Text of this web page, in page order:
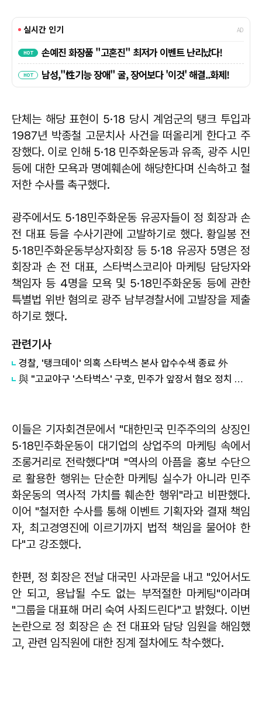
단체는 해당 표현이 5·18 당시 계엄군의 탱크 투입과
1987년 박종철 고문치사 사건을 떠올리게 한다고 주
장했다. 이로 인해 5·18 민주화운동과 유족, 광주 시민
등에 대한 모욕과 명예훼손에 해당한다며 신속하고 철
저한 수사를 촉구했다.
광주에서도 5·18민주화운동 유공자들이 정 회장과 손
전 대표 등을 수사기관에 고발하기로 했다. 황일봉 전
5·18민주화운동부상자회장 등 5·18 유공자 5명은 정
회장과 손 전 대표, 스타벅스코리아 마케팅 담당자와
책임자 등 4명을 모욕 및 5·18민주화운동 등에 관한
특별법 위반 혐의로 광주 남부경찰서에 고발장을 제출
하기로 했다.
관련기사
경찰, '탱크데이' 의혹 스타벅스 본사 압수수색 종료 外
與 "고교야구 '스타벅스' 구호, 민주가 앞장서 혐오 정치 끝낼 것"
이들은 기자회견문에서 "대한민국 민주주의의 상징인
5·18민주화운동이 대기업의 상업주의 마케팅 속에서
조롱거리로 전락했다"며 "역사의 아픔을 홍보 수단으
로 활용한 행위는 단순한 마케팅 실수가 아니라 민주
화운동의 역사적 가치를 훼손한 행위"라고 비판했다.
이어 "철저한 수사를 통해 이벤트 기획자와 결재 책임
자, 최고경영진에 이르기까지 법적 책임을 물어야 한
다"고 강조했다.
한편, 정 회장은 전날 대국민 사과문을 내고 "있어서도
안 되고, 용납될 수도 없는 부적절한 마케팅"이라며
"그룹을 대표해 머리 숙여 사죄드린다"고 밝혔다. 이번
논란으로 정 회장은 손 전 대표와 담당 임원을 해임했
고, 관련 임직원에 대한 징계 절차에도 착수했다.